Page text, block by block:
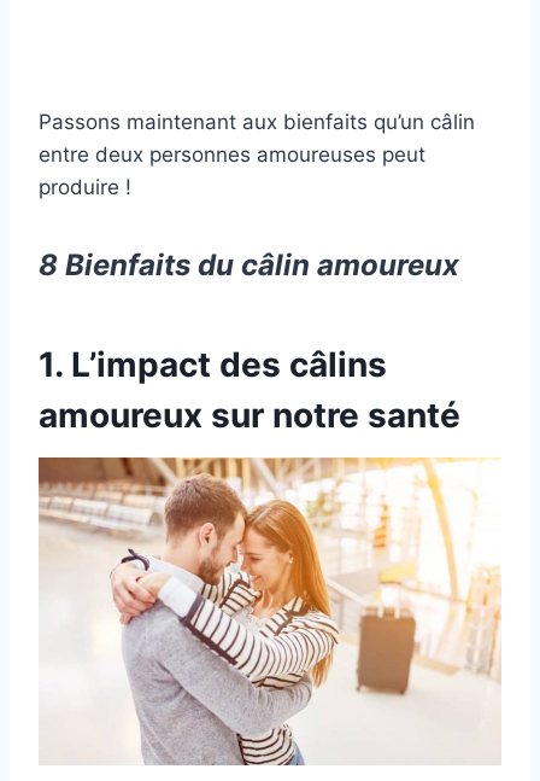
Passons maintenant aux bienfaits qu’un câlin
entre deux personnes amoureuses peut
produire !
8 Bienfaits du câlin amoureux
1. L’impact des câlins
amoureux sur notre santé